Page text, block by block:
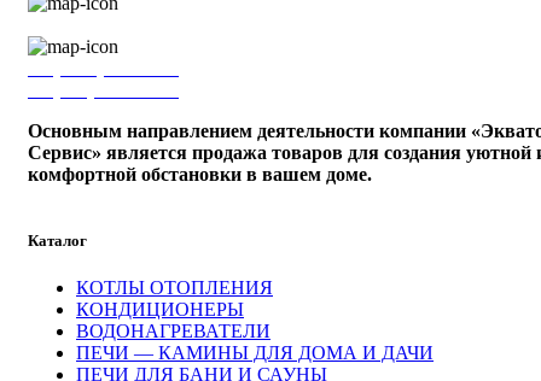
Основным направлением деятельности компании
Сервис» является продажа товаров для создания уютной
комфортной обстановки в вашем доме.
Каталог
КОТЛЫ ОТОПЛЕНИЯ
КОНДИЦИОНЕРЫ
ВОДОНАГРЕВАТЕЛИ
ПЕЧИ — КАМИНЫ ДЛЯ ДОМА И ДАЧИ
ПЕЧИ ДЛЯ БАНИ И САУНЫ